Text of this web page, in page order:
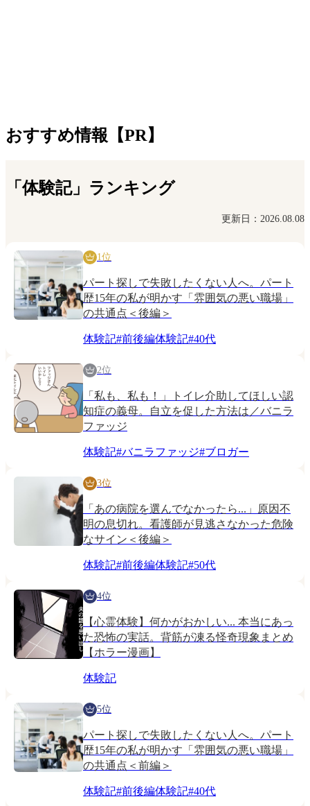
おすすめ情報【PR】
「体験記」ランキング
更新日：2026.08.08
1位
パート探しで失敗したくない人へ。パート
歴15年の私が明かす「雰囲気の悪い職場」
の共通点＜後編＞
体験記#前後編体験記#40代
2位
「私も、私も！」トイレ介助してほしい認
知症の義母。自立を促した方法は／バニラ
ファッジ
体験記#バニラファッジ#ブロガー
3位
「あの病院を選んでなかったら...」原因不
明の息切れ。看護師が見逃さなかった危険
なサイン＜後編＞
体験記#前後編体験記#50代
4位
【心霊体験】何かがおかしい... 本当にあっ
た恐怖の実話。背筋が凍る怪奇現象まとめ
【ホラー漫画】
体験記
5位
パート探しで失敗したくない人へ。パート
歴15年の私が明かす「雰囲気の悪い職場」
の共通点＜前編＞
体験記#前後編体験記#40代